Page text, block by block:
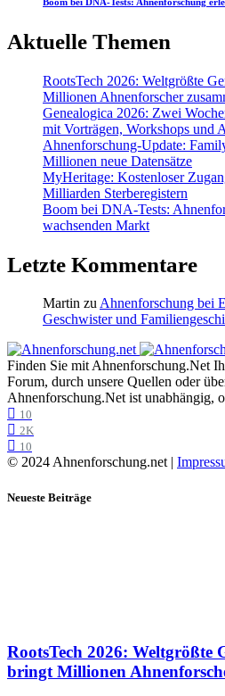
Aktuelle Themen
RootsTech 2026: Weltgrößte
Millionen Ahnenforscher
Genealogica 2026: Zwei
mit Vorträgen, Workshops und
Ahnenforschung-Update:
Millionen neue Datensätze
MyHeritage: Kostenloser
Milliarden Sterberegistern
Boom bei DNA-Tests:
wachsenden Markt
Letzte Kommentare
Martin zu Ahnenforschung bei
Geschwister und
Finden Sie mit Ahnenforschung.Net
Forum, durch unsere Quellen oder
Ahnenforschung.Net ist unabhängig,
10
2K
10
© 2024 Ahnenforschung.net |
Neueste Beiträge
RootsTech 2026: Weltgrößte
bringt Millionen